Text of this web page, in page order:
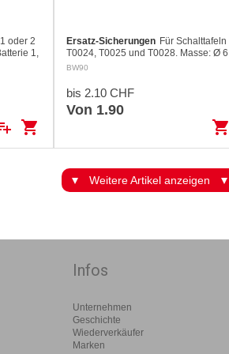
oder 2
1,
ø
shopping_cart
Ersatz-Sicherungen Für Schalttafeln
T0024, T0025 und T0028. Masse: Ø 6
mm x 32 mm
BW90
bis 2.10 CHF
Von 1.90
shopping_cart
Weitere Artikel anzeigen
Infos
Unternehmen
Geschichte
Wiederverkäufer
Marken